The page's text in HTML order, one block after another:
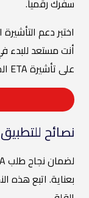
اختبر دعم
أنت مستعد للبدء
على تأشيرة ETA الخاصة بك.
نصائح
بعناية. اتبع